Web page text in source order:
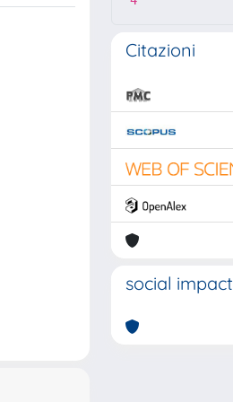
Citazioni
social impact